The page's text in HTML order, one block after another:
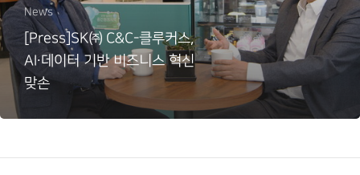
News
[Press]SK㈜ C&C-클루커스,
AI∙데이터 기반 비즈니스 혁신
맞손